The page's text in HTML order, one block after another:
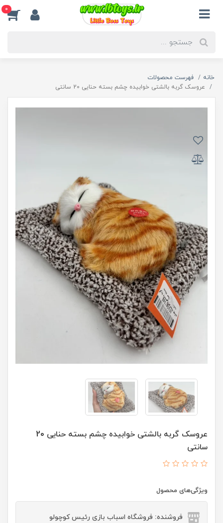
0
خانه
فهرست محصولات
عروسک گربه بالشتی خوابیده چشم بسته حنایی 20 سانتی
عروسک گربه بالشتی خوابیده چشم بسته حنایی 20
سانتی
ویژگی‌های محصول
فروشنده: فروشگاه اسباب بازی رئیس کوچولو